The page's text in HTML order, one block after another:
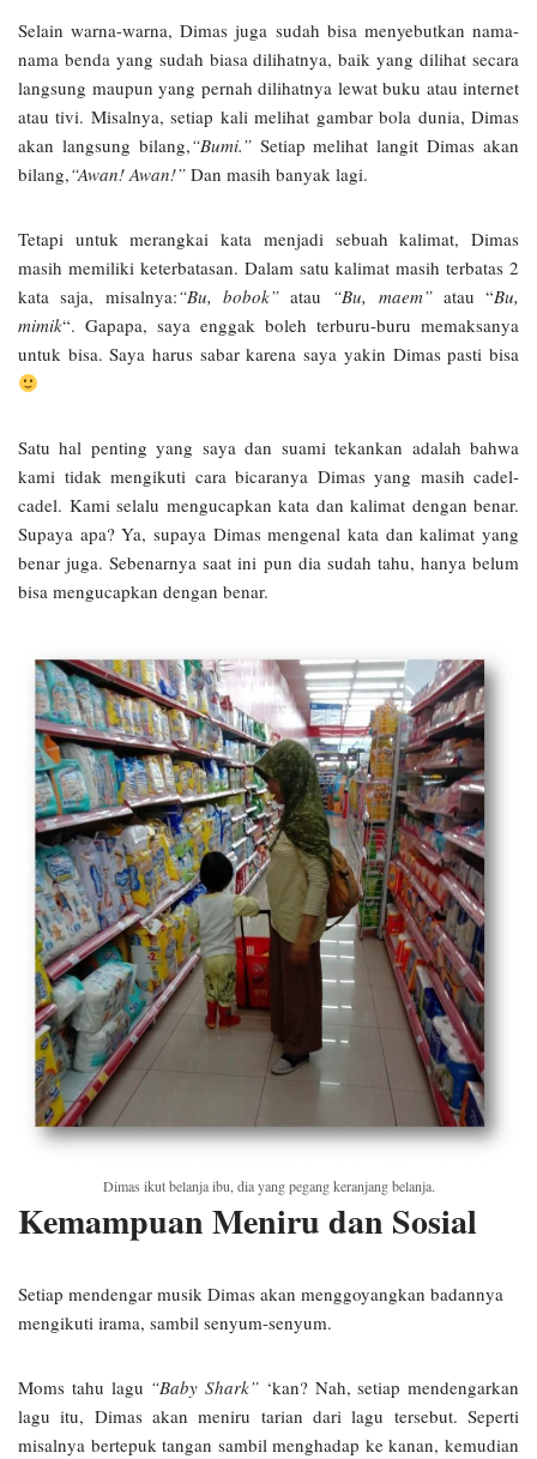
Selain warna-warna, Dimas juga sudah bisa menyebutkan nama-
nama benda yang sudah biasa dilihatnya, baik yang dilihat secara
langsung maupun yang pernah dilihatnya lewat buku atau internet
atau tivi. Misalnya, setiap kali melihat gambar bola dunia, Dimas
akan langsung bilang,“Bumi.”Setiap melihat langit Dimas akan
bilang,“Awan! Awan!” Dan masih banyak lagi.
Tetapi untuk merangkai kata menjadi sebuah kalimat, Dimas
masih memiliki keterbatasan. Dalam satu kalimat masih terbatas 2
kata saja, misalnya:“Bu, bobok”atau “Bu, maem”atau “Bu,
mimik“. Gapapa, saya enggak boleh terburu-buru memaksanya
untuk bisa. Saya harus sabar karena saya yakin Dimas pasti bisa
Satu hal penting yang saya dan suami tekankan adalah bahwa
kami tidak mengikuti cara bicaranya Dimas yang masih cadel-
cadel. Kami selalu mengucapkan kata dan kalimat dengan benar.
Supaya apa? Ya, supaya Dimas mengenal kata dan kalimat yang
benar juga. Sebenarnya saat ini pun dia sudah tahu, hanya belum
bisa mengucapkan dengan benar.
Dimas ikut belanja ibu, dia yang pegang keranjang belanja.
Kemampuan Meniru dan Sosial
Setiap mendengar musik Dimas akan menggoyangkan badannya
mengikuti irama, sambil senyum-senyum.
Moms tahu lagu “Baby Shark” ‘kan? Nah, setiap mendengarkan
lagu itu, Dimas akan meniru tarian dari lagu tersebut. Seperti
misalnya bertepuk tangan sambil menghadap ke kanan, kemudian